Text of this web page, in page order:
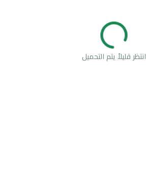
انتظر قليلاً يتم التحميل